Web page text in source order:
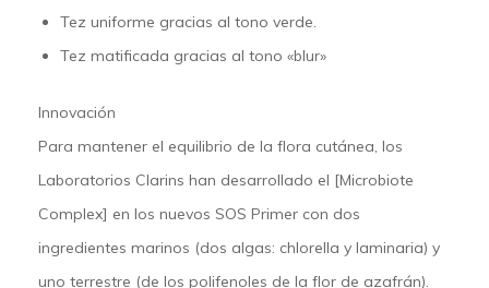
Tez uniforme gracias al tono verde.
Tez matificada gracias al tono «blur»
Innovación
Para mantener el equilibrio de la flora cutánea, los
Laboratorios Clarins han desarrollado el [Microbiote
Complex] en los nuevos SOS Primer con dos
ingredientes marinos (dos algas: chlorella y laminaria) y
uno terrestre (de los polifenoles de la flor de azafrán).